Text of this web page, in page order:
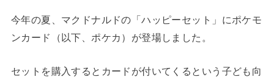
今年の夏、マクドナルドの「ハッピーセット」にポケモ
ンカード（以下、ポケカ）が登場しました。
セットを購入するとカードが付いてくるという子ども向